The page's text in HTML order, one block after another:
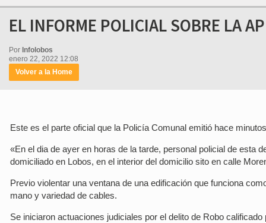
EL INFORME POLICIAL SOBRE LA
Por Infolobos
enero 22, 2022 12:08
Volver a la Home
Este es el parte oficial que la Policía Comunal emitió hace
«En el dia de ayer en horas de la tarde, personal policial de esta
domiciliado en Lobos, en el interior del domicilio sito en calle
Previo violentar una ventana de una edificación que funciona
mano y variedad de cables.
Se iniciaron actuaciones judiciales por el delito de Robo